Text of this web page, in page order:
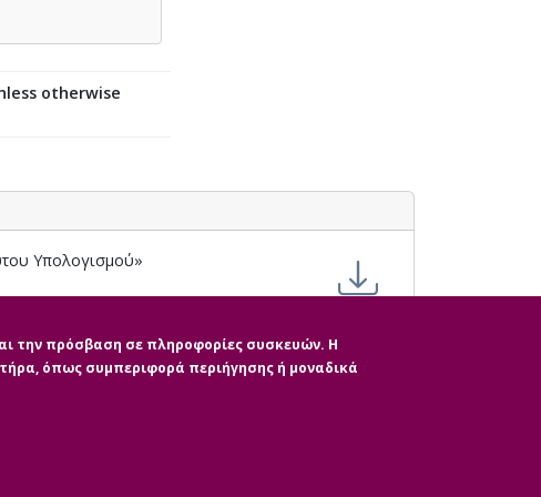
otherwise
Υπολογισμού»
την πρόσβαση σε πληροφορίες συσκευών. Η
όπως συμπεριφορά περιήγησης ή μοναδικά